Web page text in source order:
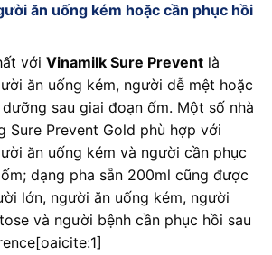
ăn uống kém hoặc cần phục hồi
với Vinamilk Sure Prevent là
ăn uống kém, người dễ mệt hoặc
sau giai đoạn ốm. Một số nhà
Sure Prevent Gold phù hợp với
ăn uống kém và người cần phục
dạng pha sẵn 200ml cũng được
lớn, người ăn uống kém, người
và người bệnh cần phục hồi sau